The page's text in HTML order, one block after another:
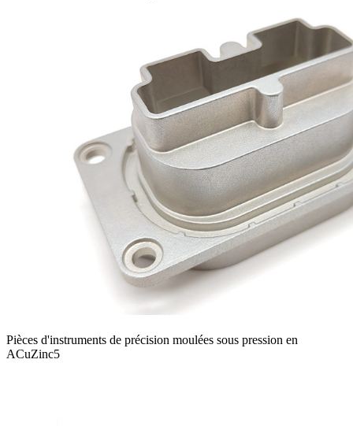
Pièces d'instruments de précision moulées sous pression en
ACuZinc5